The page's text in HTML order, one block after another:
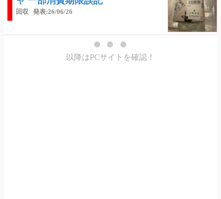
回収 発表:26/06/26
以降はPCサイトを確認！